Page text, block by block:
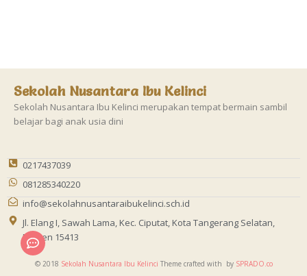
Sekolah Nusantara Ibu Kelinci
Sekolah Nusantara Ibu Kelinci merupakan tempat bermain sambil
belajar bagi anak usia dini
0217437039
081285340220
info@sekolahnusantaraibukelinci.sch.id
Jl. Elang I, Sawah Lama, Kec. Ciputat, Kota Tangerang Selatan,
Banten 15413
© 2018 Sekolah Nusantara Ibu Kelinci Theme crafted with by SPRADO.co